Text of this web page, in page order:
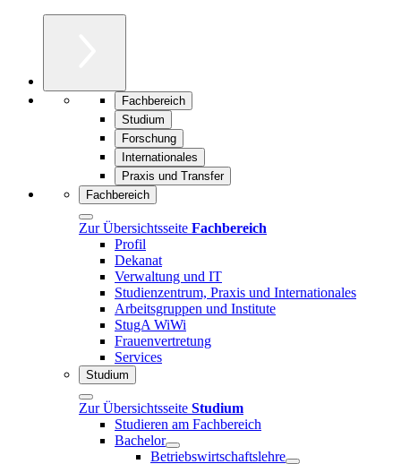
Fachbereich
Studium
Forschung
Internationales
Praxis und Transfer
Fachbereich
Zur Übersichtsseite Fachbereich
Profil
Dekanat
Verwaltung und IT
Studienzentrum, Praxis und Internationales
Arbeitsgruppen und Institute
StugA WiWi
Frauenvertretung
Services
Studium
Zur Übersichtsseite Studium
Studieren am Fachbereich
Bachelor
Betriebswirtschaftslehre